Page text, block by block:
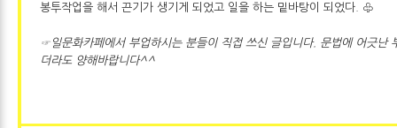
봉투작업을 해서 끈기가 생기게 되었고 일을 하는 밑바탕이 되었다. ♧
☞일문화카페에서 부업하시는 분들이 직접 쓰신 글입니다. 문법에 어긋난
더라도 양해바랍니다^^